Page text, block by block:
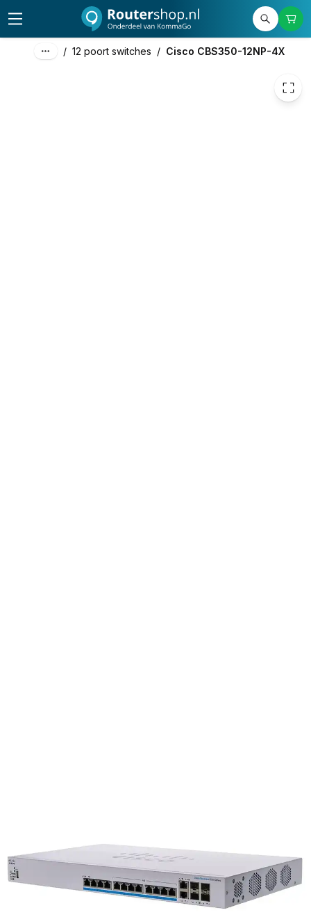
/ 12 poort switches / Cisco CBS350-12NP-4X
2.309,09 excl. btw
2.794,00 incl. btw